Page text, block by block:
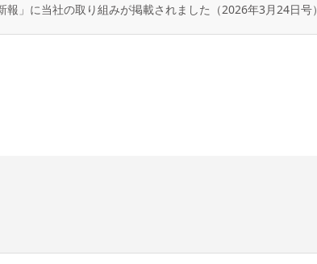
報」に当社の取り組みが掲載されました（2026年3月24日号）